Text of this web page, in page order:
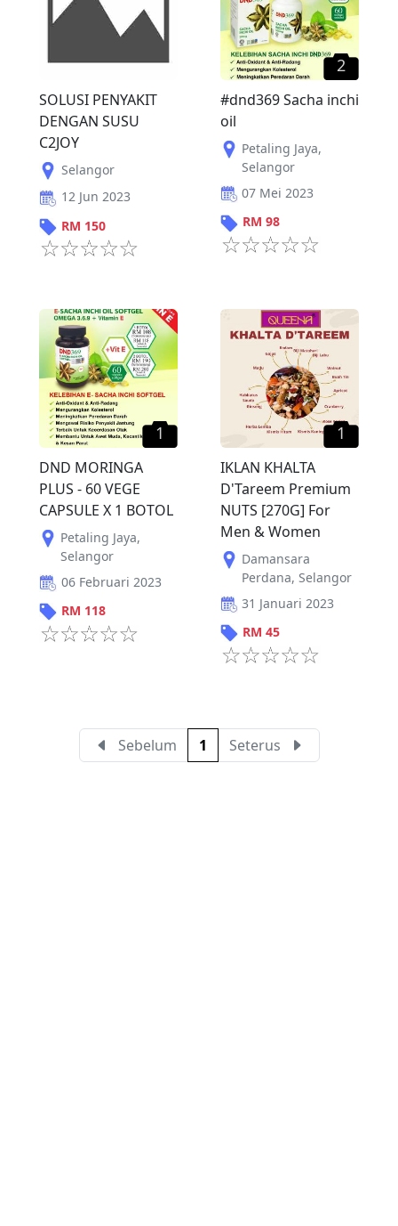
SOLUSI PENYAKIT
DENGAN SUSU
C2JOY
Selangor
12 Jun 2023
RM 150
2
#dnd369 Sacha inchi
oil
Petaling Jaya,
Selangor
07 Mei 2023
RM 98
1
DND MORINGA
PLUS - 60 VEGE
CAPSULE X 1 BOTOL
Petaling Jaya,
Selangor
06 Februari 2023
RM 118
1
IKLAN KHALTA
D'Tareem Premium
NUTS [270G] For
Men & Women
Damansara
Perdana, Selangor
31 Januari 2023
RM 45
Sebelum 1 Seterus